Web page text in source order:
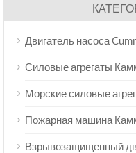
Двигатель насоса
Силовые агрегаты
Морские силовые
Пожарная машина
Взрывозащищенный